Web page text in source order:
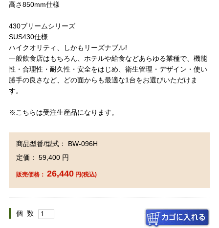
高さ850mm仕様
430ブリームシリーズ
SUS430仕様
ハイクオリティ、しかもリーズナブル!
一般飲食店はもちろん、ホテルや給食などあらゆる業種で、機能
性・合理性・耐久性・安全をはじめ、衛生管理・デザイン・使い
勝手の良さなど、どの面からも最適な1台をお選びいただけま
す。
※こちらは受注生産品になります。
商品型番/型式： BW-096H
定価： 59,400 円
販売価格： 26,440円(税込)
個 数